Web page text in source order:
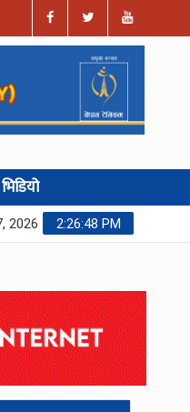
2:26:49 PM
2026